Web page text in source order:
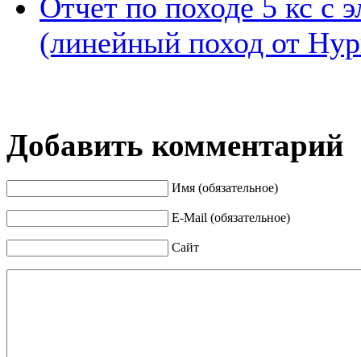
Отчет по походе 5 кс c
(линейный поход от
Добавить комментарий
Имя (обязательное)
E-Mail (обязательное)
Сайт